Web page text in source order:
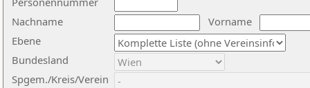
Nachname
Vorname
Ebene
Bundesland
Spgem./Kreis/Verein